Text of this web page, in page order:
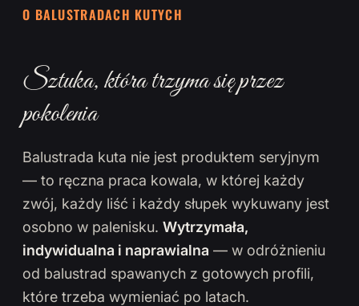
O BALUSTRADACH KUTYCH
Sztuka, która trzyma się przez
pokolenia
Balustrada kuta nie jest produktem seryjnym
— to ręczna praca kowala, w której każdy
zwój, każdy liść i każdy słupek wykuwany jest
osobno w palenisku. Wytrzymała,
indywidualna i naprawialna — w odróżnieniu
od balustrad spawanych z gotowych profili,
które trzeba wymieniać po latach.